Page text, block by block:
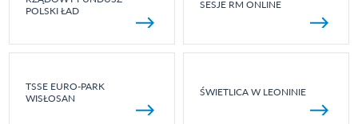
POLSKI ŁAD
SESJE RM ONLINE
TSSE EURO-PARK
WISŁOSAN
ŚWIETLICA W LEONINIE